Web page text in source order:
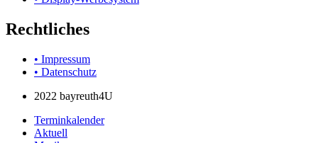
Rechtliches
• Impressum
• Datenschutz
2022 bayreuth4U
Terminkalender
Aktuell